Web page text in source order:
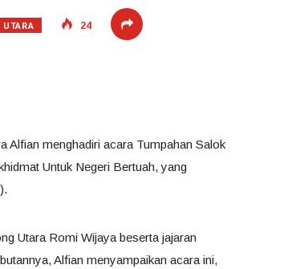
UTARA 24
Alfian menghadiri acara Tumpahan Salok
Untuk Negeri Bertuah, yang
Utara Romi Wijaya beserta jajaran
Alfian menyampaikan acara ini,